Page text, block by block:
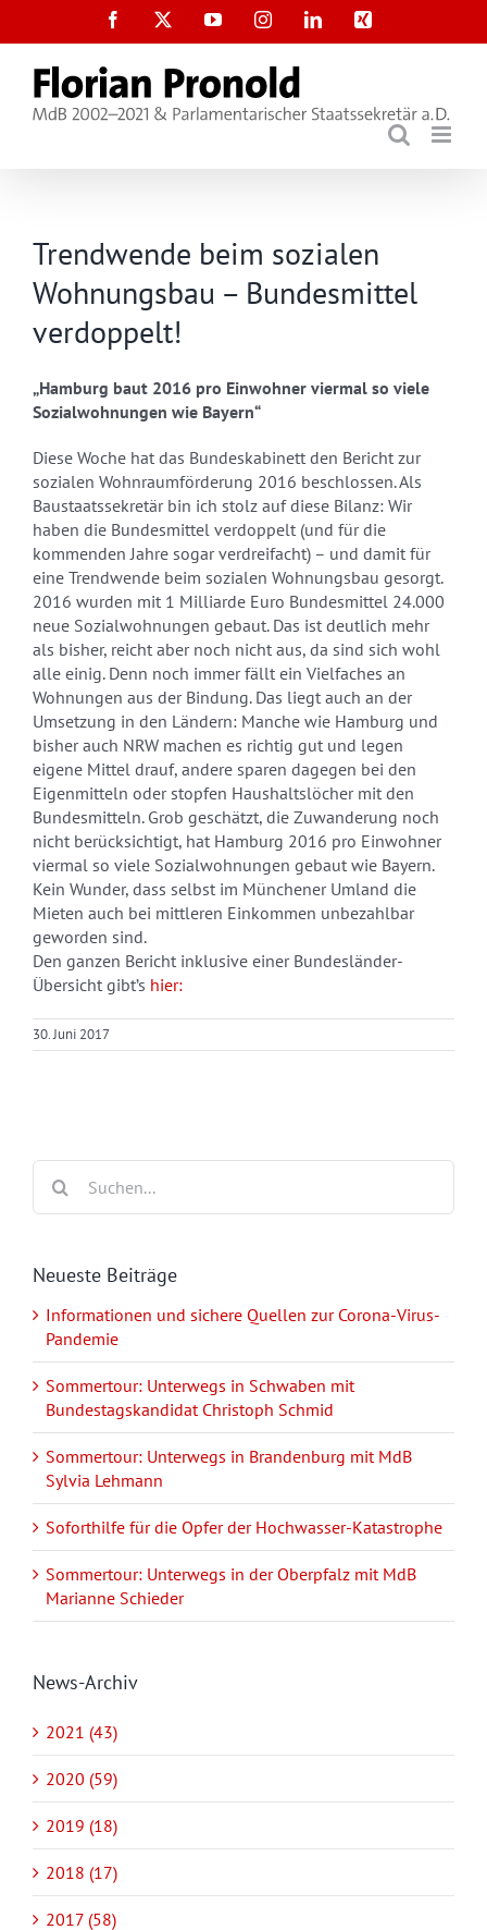
Facebook YouTubeInstagramLinkedInXing
Trendwende beim sozialen
Wohnungsbau – Bundesmittel
verdoppelt!
„Hamburg baut 2016 pro Einwohner viermal so viele
Sozialwohnungen wie Bayern“
Diese Woche hat das Bundeskabinett den Bericht zur
sozialen Wohnraumförderung 2016 beschlossen. Als
Baustaatssekretär bin ich stolz auf diese Bilanz: Wir
haben die Bundesmittel verdoppelt (und für die
kommenden Jahre sogar verdreifacht) – und damit für
eine Trendwende beim sozialen Wohnungsbau gesorgt.
2016 wurden mit 1 Milliarde Euro Bundesmittel 24.000
neue Sozialwohnungen gebaut. Das ist deutlich mehr
als bisher, reicht aber noch nicht aus, da sind sich wohl
alle einig. Denn noch immer fällt ein Vielfaches an
Wohnungen aus der Bindung. Das liegt auch an der
Umsetzung in den Ländern: Manche wie Hamburg und
bisher auch NRW machen es richtig gut und legen
eigene Mittel drauf, andere sparen dagegen bei den
Eigenmitteln oder stopfen Haushaltslöcher mit den
Bundesmitteln. Grob geschätzt, die Zuwanderung noch
nicht berücksichtigt, hat Hamburg 2016 pro Einwohner
viermal so viele Sozialwohnungen gebaut wie Bayern.
Kein Wunder, dass selbst im Münchener Umland die
Mieten auch bei mittleren Einkommen unbezahlbar
geworden sind.
Den ganzen Bericht inklusive einer Bundesländer-
Übersicht gibt’s hier:
30. Juni 2017
nach:
Neueste Beiträge
Informationen und sichere Quellen zur Corona-Virus-
Pandemie
Sommertour: Unterwegs in Schwaben mit
Bundestagskandidat Christoph Schmid
Sommertour: Unterwegs in Brandenburg mit MdB
Sylvia Lehmann
Soforthilfe für die Opfer der Hochwasser-Katastrophe
Sommertour: Unterwegs in der Oberpfalz mit MdB
Marianne Schieder
News-Archiv
2021 (43)
2020 (59)
2019 (18)
2018 (17)
2017 (58)